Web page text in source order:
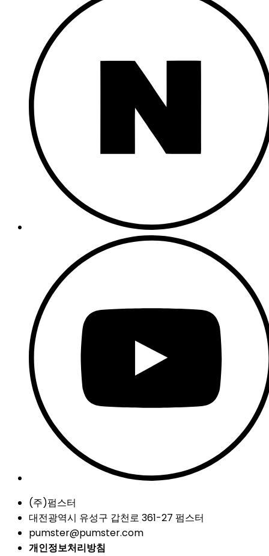
(주)펌스터
대전광역시 유성구 갑천로 361-27 펌스터
pumster@pumster.com
개인정보처리방침